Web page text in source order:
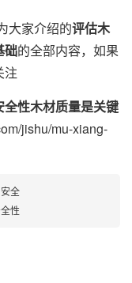
家介绍的评估木
础的全部内容，如果
注
性木材质量是关键
jishu/mu-xiang-
全
性